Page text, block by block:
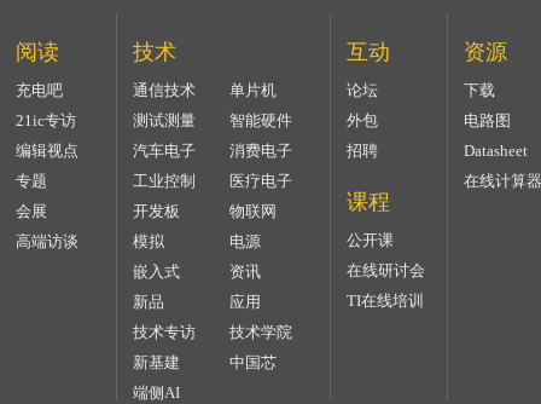
阅读
充电吧
21ic专访
编辑视点
专题
会展
高端访谈
技术
通信技术
单片机
测试测量
智能硬件
汽车电子
消费电子
工业控制
医疗电子
开发板
物联网
模拟
电源
嵌入式
资讯
新品
应用
技术专访
技术学院
新基建
中国芯
端侧AI
互动
论坛
外包
招聘
课程
公开课
在线研讨会
TI在线培训
资源
下载
电路图
Datasheet
在线计算器